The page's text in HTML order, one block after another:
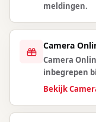
meldingen.
Camera
Camera
inbegrepen
Bekijk